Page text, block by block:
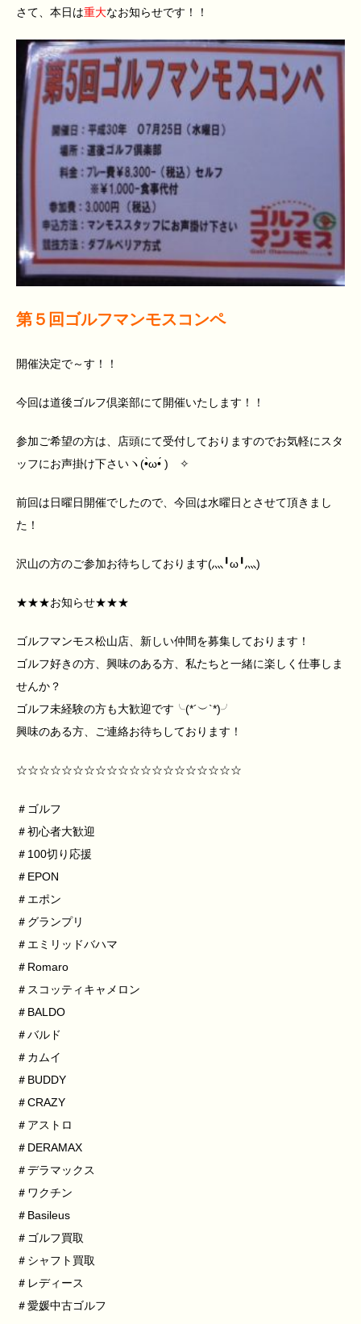
さて、本日は重大なお知らせです！！
第５回ゴルフマンモスコンペ
開催決定で～す！！
今回は道後ゴルフ倶楽部にて開催いたします！！
参加ご希望の方は、店頭にて受付しておりますのでお気軽にスタ
ッフにお声掛け下さいヽ(•̀ω•́ )ゝ✧
前回は日曜日開催でしたので、今回は水曜日とさせて頂きまし
た！
沢山の方のご参加お待ちしております(灬╹ω╹灬)
★★★お知らせ★★★
ゴルフマンモス松山店、新しい仲間を募集しております！
ゴルフ好きの方、興味のある方、私たちと一緒に楽しく仕事しま
せんか？
ゴルフ未経験の方も大歓迎です╰(*´︶`*)╯
興味のある方、ご連絡お待ちしております！
☆☆☆☆☆☆☆☆☆☆☆☆☆☆☆☆☆☆☆☆
＃ゴルフ
＃初心者大歓迎
＃100切り応援
＃EPON
＃エポン
＃グランプリ
＃エミリッドバハマ
＃Romaro
＃スコッティキャメロン
＃BALDO
＃バルド
＃カムイ
＃BUDDY
＃CRAZY
＃アストロ
＃DERAMAX
＃デラマックス
＃ワクチン
＃Basileus
＃ゴルフ買取
＃シャフト買取
＃レディース
＃愛媛中古ゴルフ